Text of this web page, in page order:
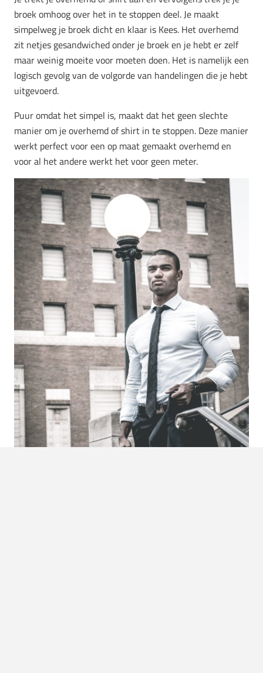
broek omhoog over het in te stoppen deel. Je maakt
simpelweg je broek dicht en klaar is Kees. Het overhemd
zit netjes gesandwiched onder je broek en je hebt er zelf
maar weinig moeite voor moeten doen. Het is namelijk een
logisch gevolg van de volgorde van handelingen die je hebt
uitgevoerd.
Puur omdat het simpel is, maakt dat het geen slechte
manier om je overhemd of shirt in te stoppen. Deze manier
werkt perfect voor een op maat gemaakt overhemd en
voor al het andere werkt het voor geen meter.